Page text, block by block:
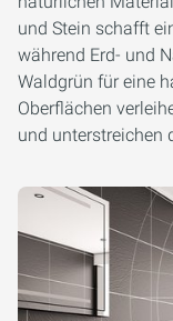
und Stein schafft
während Erd- und
Waldgrün für eine
Oberflächen
und unterstreichen